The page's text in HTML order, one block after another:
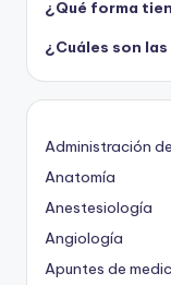
¿Qué forma
¿Cuáles son
Administración
Anatomía
Anestesiología
Angiología
Apuntes de